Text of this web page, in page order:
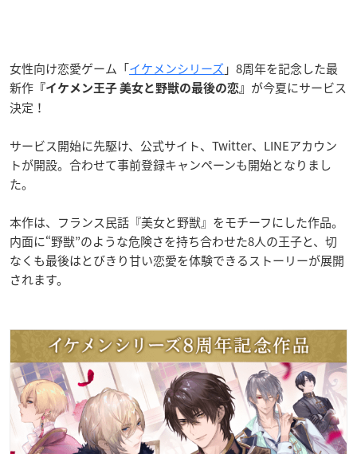
女性向け恋愛ゲーム「イケメンシリーズ 」8周年を記念した最
新作 『イケメン王子 美女と野獣の最後の恋』 が今夏にサービス
決定！
サービス開始に先駆け、公式サイト、Twitter、LINEアカウン
トが開設。合わせて事前登録キャンペーンも開始となりまし
た。
本作は、フランス民話『美女と野獣』をモチーフにした作品。
内面に“野獣”のような危険さを持ち合わせた8人の王子と、切
なくも最後はとびきり甘い恋愛を体験できるストーリーが展開
されます。